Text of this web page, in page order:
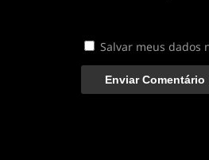
Salvar meus dados